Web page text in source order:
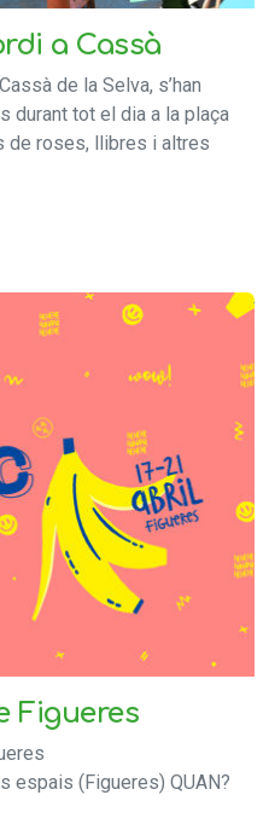
a Cassà
de la Selva, s’han
durant tot el dia a la plaça
de roses, llibres i altres
Figueres
de Figueres
(Figueres) QUAN?